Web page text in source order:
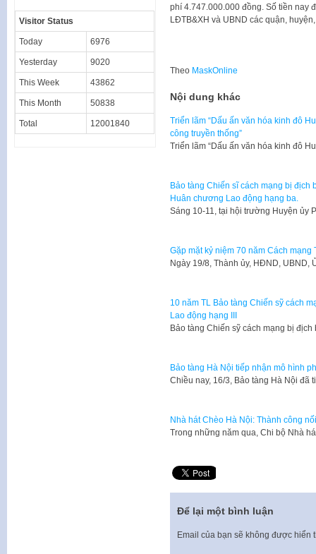
phí 4.747.000.000 đồng. Số tiền nay
LĐTB&XH và UBND các quận,
Theo MaskOnline
Nội dung khác
Triển lãm “Dấu ấn văn hóa kinh đô
công truyền thống”
Triển lãm “Dấu ấn văn hóa kinh đô
Bảo tàng Chiến sĩ cách mạng bị địch
Huân chương Lao động hạng ba.
Sáng 10-11, tại hội trường Huyện ủy
Gặp mặt kỷ niệm 70 năm Cách mạng
​Ngày 19/8, Thành ủy, HĐND,
10 năm TL Bảo tàng Chiến sỹ cách
Lao động hạng III
Bảo tàng Chiến sỹ cách mạng bị
Bảo tàng Hà Nội tiếp nhận mô hình
Chiều nay, 16/3, Bảo tàng Hà Nội
Nhà hát Chèo Hà Nội: Thành công
Trong những năm qua, Chi bộ Nhà
Để lại một bình luận
Email của bạn sẽ không được hiển
Visitor Status
Today 6976
Yesterday 9020
This Week 43862
This Month 50838
Total 12001840